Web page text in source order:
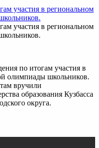
по итогам участия в
олимпиады школьников.
вручили
образования Кузбасса
округа.